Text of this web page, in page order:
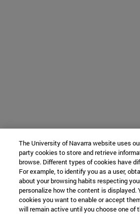
The University of Navarra website uses
party cookies to store and retrieve
browse. Different types of cookies have
For example, to identify you as a user,
about your browsing habits respecting
personalize how the content is displayed.
cookies you want to enable or accept
will remain active until you choose one of